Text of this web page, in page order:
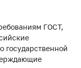
ГОСТ,
государственной